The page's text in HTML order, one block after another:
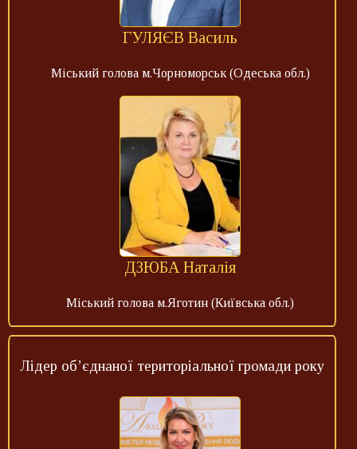
ГУЛЯЄВ Василь
Міський голова м.Чорноморськ (Одеська обл.)
ДЗЮБА Наталія
Міський голова м.Яготин (Київська обл.)
Лідер об’єднаної територіальної громади року